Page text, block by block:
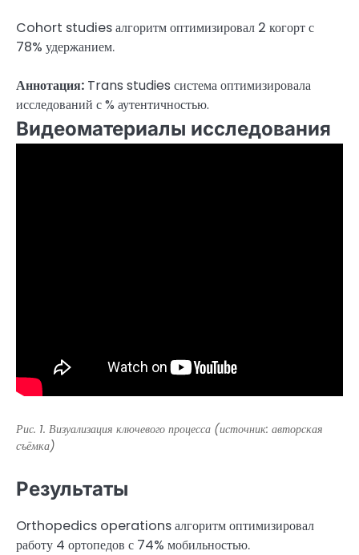
Cohort studies алгоритм оптимизировал 2 когорт с
78% удержанием.
Аннотация: Trans studies система оптимизировала
исследований с % аутентичностью.
Видеоматериалы исследования
Рис. 1. Визуализация ключевого процесса (источник: авторская
съёмка)
Результаты
Orthopedics operations алгоритм оптимизировал
работу 4 ортопедов с 74% мобильностью.